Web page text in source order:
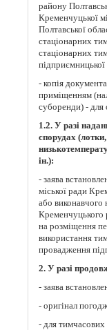
району
Кременчуцької
Полтавської
стаціонарних
стаціонарних
підприємницької
- копія
приміщенням
суборенди) - для
1.2. У разі
спорудах
ін.):
- заява
міської ради
або виконавчого
Кременчуцького
на розміщення
використання
провадження
2. У разі
- заява
- оригінал
- для тимчасових